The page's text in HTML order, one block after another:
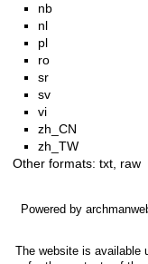
nb
nl
pl
ro
sr
sv
vi
zh_CN
zh_TW
Other formats: txt raw
Powered by
The website is available